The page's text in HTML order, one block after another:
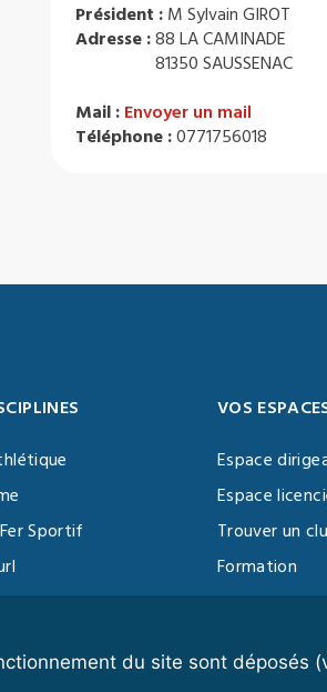
du site sont déposés
Président : M Sylvain GIROT
Adresse :88 LA CAMINADE
81350 SAUSSENAC
Mail : Envoyer un mail
Téléphone :0771756018
Sportif
Training
VOS
Espace
Espace
Trouver un
Formation